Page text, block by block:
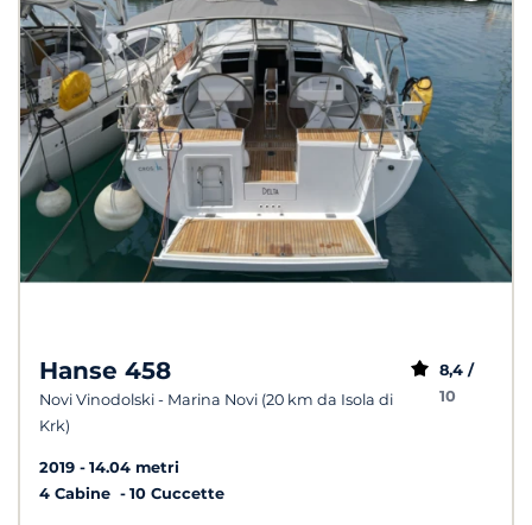
Hanse 458
Novi Vinodolski - Marina Novi (20 km da Isola di
Krk)
8,4 /
10
2019
14.04 metri
4 Cabine
10 Cuccette